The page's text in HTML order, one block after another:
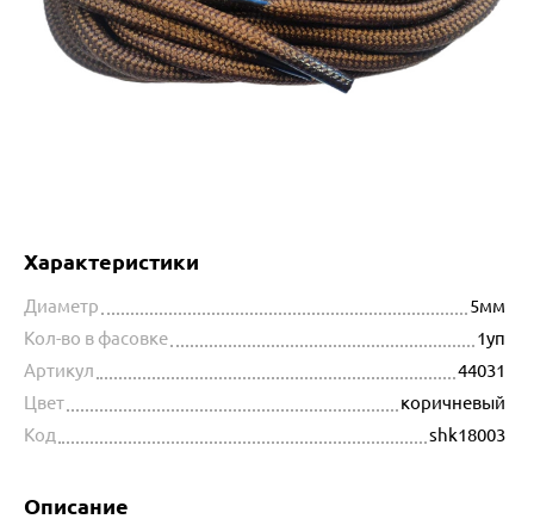
Характеристики
Диаметр
5мм
Кол-во в фасовке
1уп
Артикул
44031
Цвет
коричневый
Код
shk18003
Описание